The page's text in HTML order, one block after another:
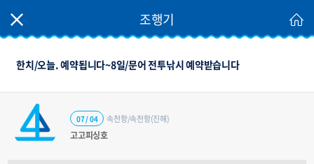
조행기
한치/오늘. 예약됩니다~8일/문어 전투낚시 예약받습니다
고고피싱호
속천항/속천항(진해)
07 / 04